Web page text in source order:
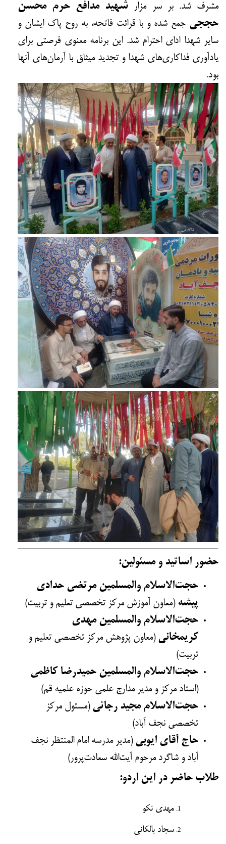
مشرف شد. بر سر مزار شهید مدافع حرم محسن
حججی جمع شده و با قرائت فاتحه، به روح پاک ایشان و
سایر شهدا ادای احترام شد. این برنامه معنوی فرصتی برای
یادآوری فداکاری‌های شهدا و تجدید میثاق با آرمان‌های آنها
بود.
حضور اساتید و مسئولین:
حجت‌الاسلام والمسلمین مرتضی حدادی
پیشه (معاون آموزش مرکز تخصصی تعلیم و تربیت)
حجت‌الاسلام والمسلمین مهدی
کریمخانی(معاون پژوهش مرکز تخصصی تعلیم و
تربیت)
حجت‌الاسلام والمسلمین حمیدرضا کاظمی
(استاد مرکز و مدیر مدارج علمی حوزه علمیه قم)
حجت‌الاسلام مجید رجائی(مسئول مرکز
تخصصی نجف آباد)
حاج آقای ایوبی (مدیر مدرسه امام المنتظر نجف
آباد و شاگرد مرحوم آیت‌الله سعادت‌پرور)
طلاب حاضر در این اردو:
مهدی نکو
سجاد بالکانی